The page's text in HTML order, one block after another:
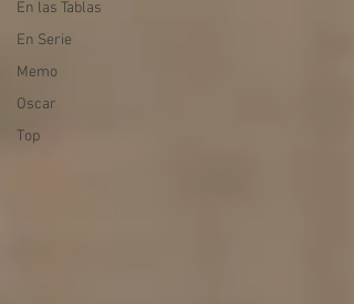
En las Tablas
En Serie
Memo
Oscar
Top